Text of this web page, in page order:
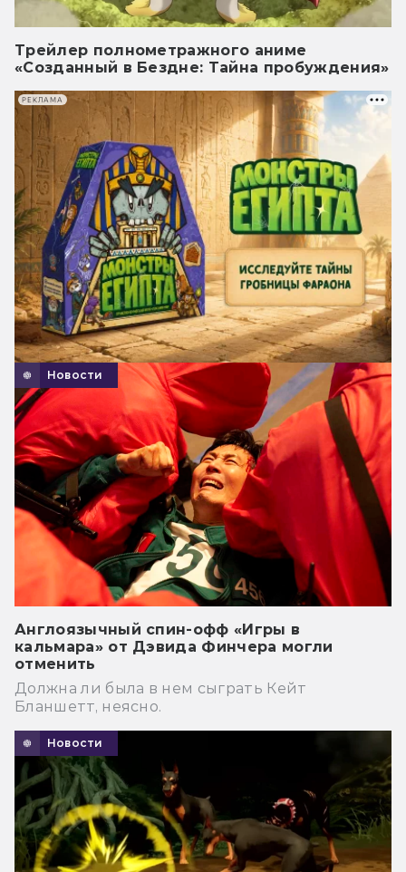
Трейлер полнометражного аниме
«Созданный в Бездне: Тайна пробуждения»
Новости
Англоязычный спин-офф «Игры в
кальмара» от Дэвида Финчера могли
отменить
Должна ли была в нем сыграть Кейт
Бланшетт, неясно.
Новости
РЕКЛАМА